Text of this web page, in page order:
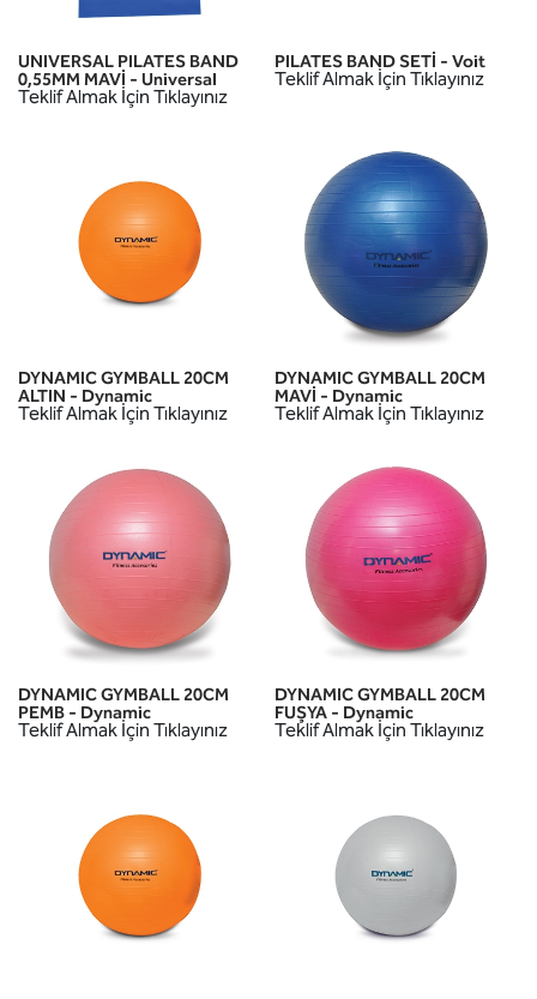
UNIVERSAL PILATES BAND
0,55MM MAVİ - Universal
Teklif Almak İçin Tıklayınız
PILATES BAND SETİ - Voit
Teklif Almak İçin Tıklayınız
DYNAMIC GYMBALL 20CM
ALTIN - Dynamic
Teklif Almak İçin Tıklayınız
DYNAMIC GYMBALL 20CM
MAVİ - Dynamic
Teklif Almak İçin Tıklayınız
DYNAMIC GYMBALL 20CM
PEMB - Dynamic
Teklif Almak İçin Tıklayınız
DYNAMIC GYMBALL 20CM
FUŞYA - Dynamic
Teklif Almak İçin Tıklayınız